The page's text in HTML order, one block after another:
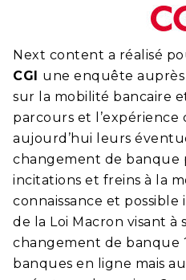
Next content a réalisé
CGI une enquête auprès
sur la mobilité bancaire
parcours et l’expérience
aujourd’hui leurs
changement de banque
incitations et freins à la
connaissance et
de la Loi Macron visant
changement de banque
banques en ligne mais